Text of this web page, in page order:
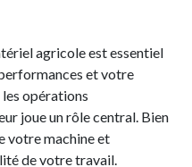
agricole est essentiel
et votre
opérations
joue un rôle central. Bien
votre machine et
de votre travail.